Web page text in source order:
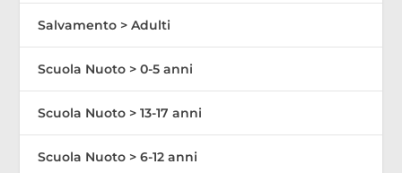
Salvamento > Adulti
Scuola Nuoto > 0-5 anni
Scuola Nuoto > 13-17 anni
Scuola Nuoto > 6-12 anni